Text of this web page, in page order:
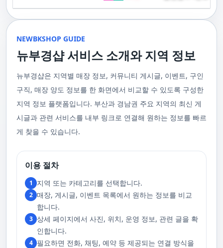
기 위해 부경샵은 계속해서 훌륭한 관리사들을 모집하고 있답니다. 부산 출
장을 원하실 때는 언제든지 후불제로 예약하실 수 있어요, 이점 참고해주세
요. 사전에 예약하시면 더욱 쾌적한 부산 러시아 홈케어 서비스를 경험하실
대한 많은 관심 덕분에, 부경샵은 필요한 요구 사항들을 간단하게 필수적인
것들로 정리했어요. 이 가이드라인을 따라주시면, 서비스 이용 중에 문제가
생기지 않을 거예요. 첫째로, 너무 많은 알코올을 섭취해 만취 상태일 경우에
게 좋아요.서비스 당일에는 부경샵과의 원활한 의사소통이 중요해요, 그래
서 공중전화나 발신 제한으로는 연락이 어려워요. 또한, 자주 예약을 취소하
거나 예약 없이 나타나지 않는 경우, 앞으로 예약하기가 어려워질 수 있으니
가격으로 경험해 보세요.터치 -> 부경샵 홈페이지 터치 -> 더욱 새로워진 뉴
부경샵 홈페이지 터치 -> 부경샵앱 다운로드 - Google Play
원 코스에 대한 궁금증이 있으시다면, 전화를 통한 상담을 추천드립니다.
부산 일본인 홈케어는 대면 서비스의 특성상, 직접 통화를 통한 문의와 예약
시면, 부경샵은 그에 최적화된 서비스를 제공하기 위해 최선을 다할 것입니
다. 언제든지 필요하실 때, 편리한 상담과 지원이 준비되어 있으니 주저하지
마시고 연락 주세요. 부산 일본인 홈케어 이용 방법에 대해서는, 서비스의
핵심은 바로 고객님의 현재 위치에서 직접 찾아가는 것입니다. 이 방식을 통
등, 자신만의 공간에서 편안한 맞춤형 마사지를 받으실 수 있습니다. 최근
한 마사지 서비스를 제공하기 위해 노력하고 있습니다. 부경샵의 주된 목적
은 고객님들이 긴장을 해소하고 새로운 활력을 얻을 수 있는 피난처를 마련
하는 것입니다. 또한, 부경샵 한국과 태국, 일본에서 온 관리사 중 선택이 가
능하며, 다른 곳에서 찾아볼 수 없는 독특한 기술과 마음가짐을 가진 관리사
를 자랑합니다. 이러한 품질은 비교할 수 없는 수준입니다. 서비스의 질을
더욱 높이기 위해, 부경샵은 지속적으로 우수한 일본인 관리사를 모집 중입
서비스를 경험하실 수 있습니다. 마지막으로 부산 일본인 홈케어 서비스를
이용하시기 전에, 아래 주의사항을 상세히 확인하시고 예약을 진행해 주시
기 바랍니다. 부경샵 서비스에 대한 높은 수요를 감안하여, 이용 요건을 간
소화하여 필수적인 사항으로 명시했습니다. 이 가이드라인을 따르시면, 서
비스 이용 중 문제가 발생하지 않을 것입니다. 특히, 과도한 알코올 섭취로
인해 만취 상태에서는 서비스 이용에 제한을 두고 있음을 명확히 합니다. 이
러한 상태에서는 다음 기회에 이용해 주시길 부탁드립니다. 서비스 도착 시
원활한 의사소통이 이루어질 수 있도록, 저희와의 연락이 반드시 가능해야
합니다. 이에 공중전화 사용이나 발신 번호 표시 제한으로의 통화는 받지 않
고 있습니다. 또한, 자주 발생하는 예약 취소나 무단으로 예약을 취소할 경
우, 향후 서비스 예약에 제약이 생길 수 있음을 알려드립니다. 시간을 효율적
으로 사용하며, 합리적인 가격으로 부경샵만의 특별한 경험을 하실 수 있습
정기적으로 받는 마사지입니다.2. 타이 마사지 타이 마사지는 동양의 전통
적인 마사지 방법으로, 신체의 스트레칭과 압력 포인트를 조합하여 신체의
균형을 맞추는 데 중점을 둡니다. 이 마사지는 유연성을 증진시키고 근육의
사지는 신체의 긴장을 풀어주고, 스트레스를 감소시키며, 전반적인 신체 기
서 유래한 마사지 방법으로, 의자에 앉은 상태에서 받을 수 있어 사무실이나
집에서도 쉽게 즐길 수 있습니다. 이 마사지는 특히 허리와 어깨의 피로를 해
소하는 데 효과적이며, 신체의 전반적인 이완을 도와 스트레스 감소에 도움
을 줍니다. 샤이츠 마사지는 짧은 시간에 효과적인 이완을 제공하여, 바쁜 일
상 속에서 짧은 휴식을 필요로 하는 현대인에게 적합합니다.4. 발 마사지 발
마사지는 발과 발목을 중심으로 이루어지는 마사지로, 신체의 균형을 유지
하고 전반적인 피로를 풀어주는 데 중점을 둡니다. 이 마사지는 발의 압력점
을 개선합니다. 발 마사지는 특히 장시간 서 있거나 걷는 일이 많은 사람들에
게 추천되며, 발의 피로 뿐만 아니라 전체적인 신체의 건강과 웰빙에도 긍정
적인 영향을 줍니다.부경샵 앱을 통해 부산 남포동 지역의 고객들은 이러한
춤형 서비스를 즐길 수 있습니다.출장마사지는 부경샵 ↓↓↓ 클릭
https://bkshop.kr/더욱 새로워진 출장마사지 뉴부경샵↓↓↓ 클릭
https://newbkshop.com/출장마사지 부경샵앱 다운로드↓↓↓ 클릭
https://play.google.com/store/apps/details?
울 수 있는 이런 부경샵에서 예약하시는 것을 추천드립니다.때론, 그냥 누워
부산꿀통 디시에서 제공하는 서비스는 여러분에게 새로운 힐링의 기회를 제
사지는 여러분의 체질 개선, 스트레스 해소, 마음의 안정 등 다양한 효능을
가져다줍니다. 이와 같이 부산꿀통 디시의 마사지는 여러분의 건강을 지키
간을 가질 수 있게 해줍니다. 그리고 이런 부산꿀통 디시의 서비스를 편리하
게 예약하고 이용할 수 있게 도와주는 '부경샵' 어플은 부산과 경남 지역에서
최고의 마사지 어플로 추천받고 있습니다. 복잡한 예약 과정 없이, 부담 없이
부산꿀통 디시의 서비스를 이용하려는 분들께 부경샵 어플을 강력히 추천드
립니다.여러분의 건강과 힐링을 위해, 부산꿀통 디시와 부경샵이 함께하며,
모든 고민과 걱정 속에서 여러분을 위로하고 도와드리겠습니다. 부산꿀통
부산꿀통 디시의 건강한 마사지와 쾌적한 분위기 속에서 행복과 건강을 찾
주급
NEWBKSHOP GUIDE
뉴부경샵 서비스 소개와 지역 정보
뉴부경샵은 지역별 매장 정보, 커뮤니티 게시글, 이벤트, 구인
구직, 매장 양도 정보를 한 화면에서 비교할 수 있도록 구성한
지역 정보 플랫폼입니다. 부산과 경남권 주요 지역의 최신 게
시글과 관련 서비스를 내부 링크로 연결해 원하는 정보를 빠르
게 찾을 수 있습니다.
이용 절차
1 지역 또는 카테고리를 선택합니다.
2 매장, 게시글, 이벤트 목록에서 원하는 정보를 비교
합니다.
3 상세 페이지에서 사진, 위치, 운영 정보, 관련 글을 확
인합니다.
4 필요하면 전화, 채팅, 예약 등 제공되는 연결 방식을